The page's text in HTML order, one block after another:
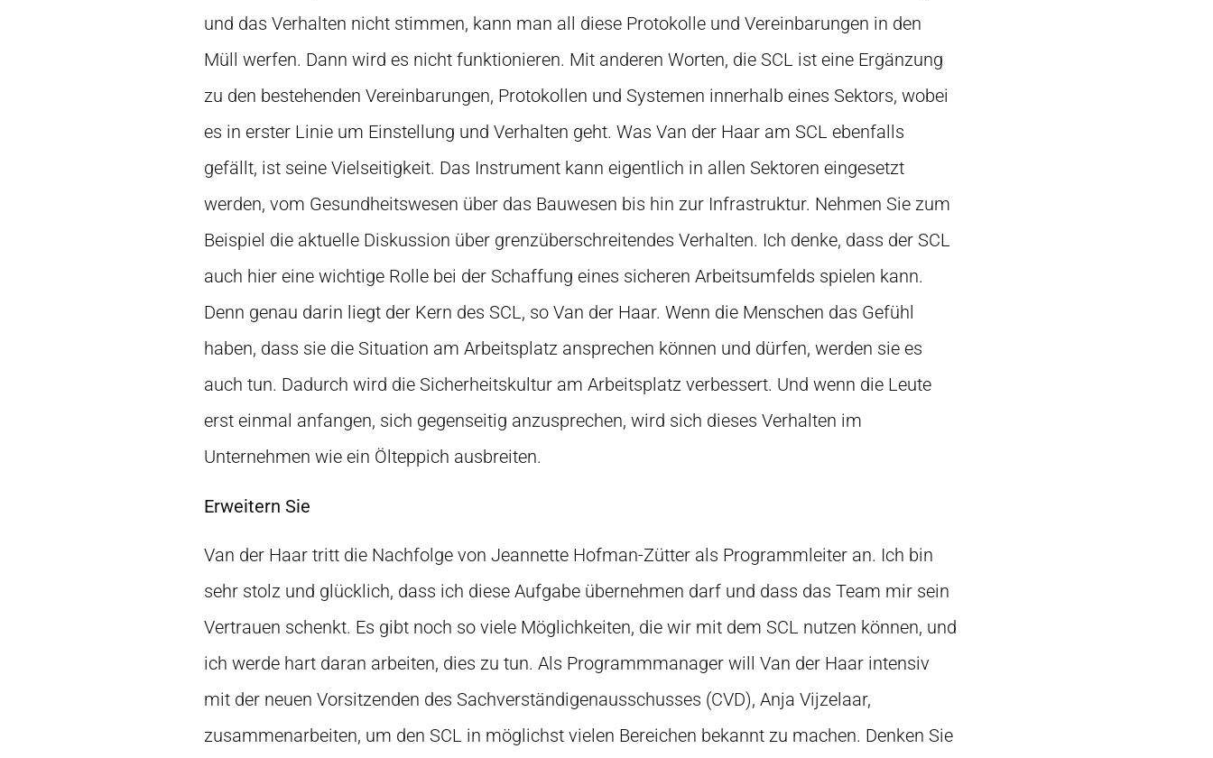
und das Verhalten nicht stimmen, kann man all diese Protokolle und Vereinbarungen in den
Müll werfen. Dann wird es nicht funktionieren. Mit anderen Worten, die SCL ist eine Ergänzung
zu den bestehenden Vereinbarungen, Protokollen und Systemen innerhalb eines Sektors, wobei
es in erster Linie um Einstellung und Verhalten geht. Was Van der Haar am SCL ebenfalls
gefällt, ist seine Vielseitigkeit. Das Instrument kann eigentlich in allen Sektoren eingesetzt
werden, vom Gesundheitswesen über das Bauwesen bis hin zur Infrastruktur. Nehmen Sie zum
Beispiel die aktuelle Diskussion über grenzüberschreitendes Verhalten. Ich denke, dass der SCL
auch hier eine wichtige Rolle bei der Schaffung eines sicheren Arbeitsumfelds spielen kann.
Denn genau darin liegt der Kern des SCL, so Van der Haar. Wenn die Menschen das Gefühl
haben, dass sie die Situation am Arbeitsplatz ansprechen können und dürfen, werden sie es
auch tun. Dadurch wird die Sicherheitskultur am Arbeitsplatz verbessert. Und wenn die Leute
erst einmal anfangen, sich gegenseitig anzusprechen, wird sich dieses Verhalten im
Unternehmen wie ein Ölteppich ausbreiten.
Erweitern Sie
Van der Haar tritt die Nachfolge von Jeannette Hofman-Zütter als Programmleiter an. Ich bin
sehr stolz und glücklich, dass ich diese Aufgabe übernehmen darf und dass das Team mir sein
Vertrauen schenkt. Es gibt noch so viele Möglichkeiten, die wir mit dem SCL nutzen können, und
ich werde hart daran arbeiten, dies zu tun. Als Programmmanager will Van der Haar intensiv
mit der neuen Vorsitzenden des Sachverständigenausschusses (CVD), Anja Vijzelaar,
zusammenarbeiten, um den SCL in möglichst vielen Bereichen bekannt zu machen. Denken Sie